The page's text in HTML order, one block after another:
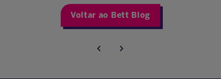
Voltar ao Bett Blog